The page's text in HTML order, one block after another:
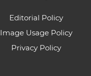
Editorial Policy
Image Usage Policy
Privacy Policy